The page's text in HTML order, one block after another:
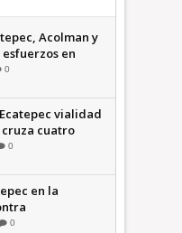
Acolman y
en
0
vialidad
cruza cuatro
0
en la
el Valle de
0